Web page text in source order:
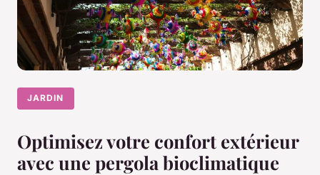
JARDIN
Optimisez votre confort extérieur
avec une pergola bioclimatique